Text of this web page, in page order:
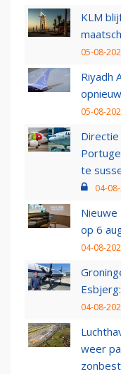
KLM
05-08-
Riyadh
05-08-
te
04-
Nieuwe
op 6
04-08-
04-08-
weer